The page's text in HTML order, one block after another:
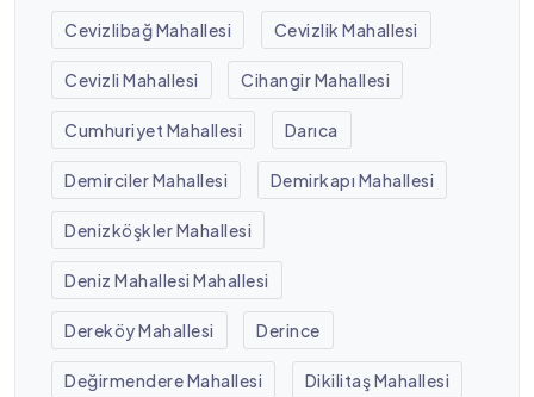
Cevizlibağ Mahallesi Cevizlik Mahallesi
Cevizli Mahallesi Cihangir Mahallesi
Cumhuriyet Mahallesi Darıca
Demirciler Mahallesi Demirkapı Mahallesi
Denizköşkler Mahallesi
Deniz Mahallesi Mahallesi
Dereköy Mahallesi Derince
Değirmendere Mahallesi Dikilitaş Mahallesi